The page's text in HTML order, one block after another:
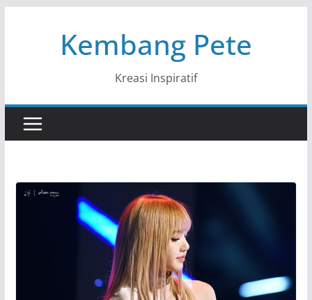
Kembang Pete
Kreasi Inspiratif